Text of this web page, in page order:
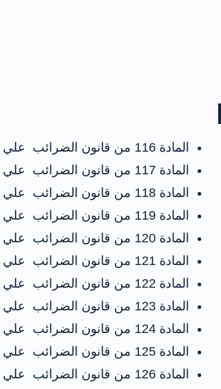
المادة 116 من قانون الضرائب علي الدخل
المادة 117 من قانون الضرائب علي الدخل
المادة 118 من قانون الضرائب علي الدخل
المادة 119 من قانون الضرائب علي الدخل
المادة 120 من قانون الضرائب علي الدخل
المادة 121 من قانون الضرائب علي الدخل
المادة 122 من قانون الضرائب علي الدخل
المادة 123 من قانون الضرائب علي الدخل
المادة 124 من قانون الضرائب علي الدخل
المادة 125 من قانون الضرائب علي الدخل
المادة 126 من قانون الضرائب علي الدخل